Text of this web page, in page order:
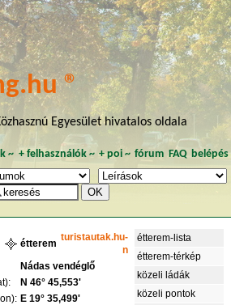
®
Egyesület hivatalos oldala
~ + felhasználók~ + poi~ fórum FAQ belépés
étterem
turistautak.hu-
n
Nádas vendéglő
N 46° 45,553'
E 19° 35,499'
étterem-lista
étterem-térkép
közeli ládák
közeli pontok